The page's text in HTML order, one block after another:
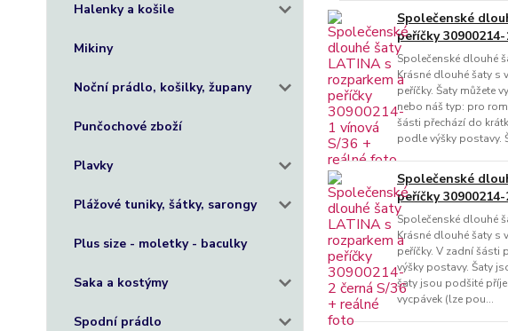
Halenky a košile
Mikiny
Noční prádlo, košilky, župany
Punčochové zboží
Plavky
Plážové tuniky, šátky, sarongy
Plus size - moletky - baculky
Saka a kostýmy
Spodní prádlo
Společenské
peříčky
Společenské dlouhé
Krásné dlouhé šaty s
peříčky. Šaty můžete
nebo náš typ: pro
šásti přechází do
podle výšky postavy.
Společenské
peříčky
Společenské dlouhé
Krásné dlouhé šaty s
peříčky. V zadní šásti
výšky postavy. Šaty
šaty jsou podšité
vycpávek (lze pou...